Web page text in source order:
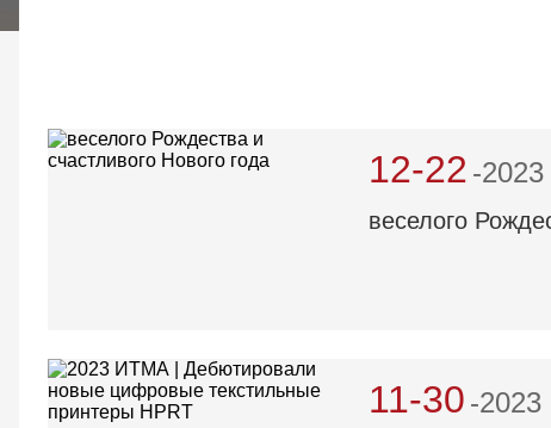
12-22 -2023
веселого
11-30 -2023